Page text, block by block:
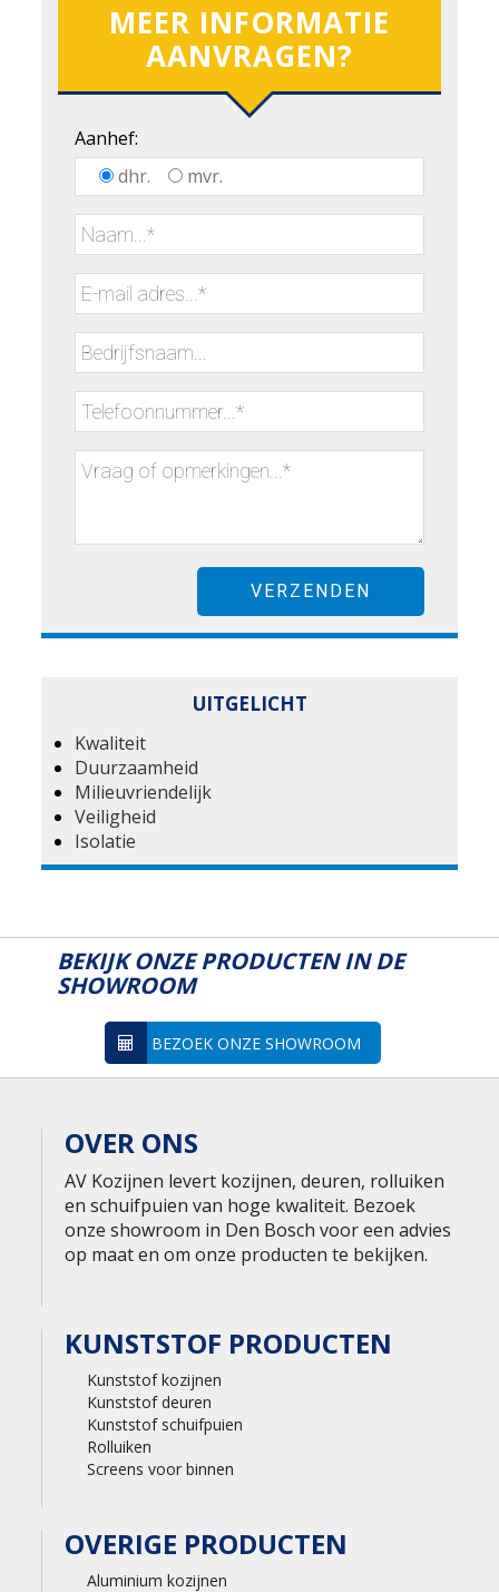
MEER INFORMATIE
AANVRAGEN?
Aanhef:
dhr.
mvr.
UITGELICHT
Kwaliteit
Duurzaamheid
Milieuvriendelijk
Veiligheid
Isolatie
BEKIJK ONZE PRODUCTEN IN DE
SHOWROOM
BEZOEK ONZE SHOWROOM
OVER ONS
AV Kozijnen levert kozijnen, deuren, rolluiken
en schuifpuien van hoge kwaliteit. Bezoek
onze showroom in Den Bosch voor een advies
op maat en om onze producten te bekijken.
KUNSTSTOF PRODUCTEN
Kunststof kozijnen
Kunststof deuren
Kunststof schuifpuien
Rolluiken
Screens voor binnen
OVERIGE PRODUCTEN
Aluminium kozijnen